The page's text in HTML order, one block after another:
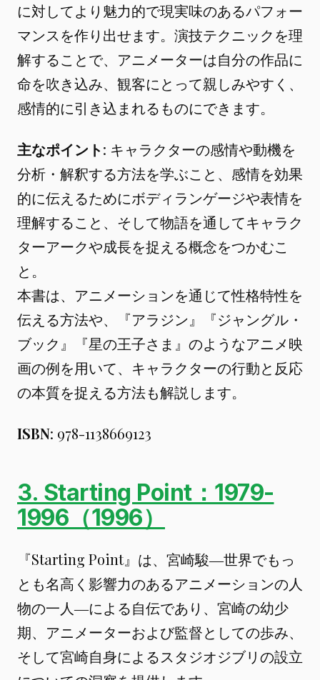
に対してより魅力的で現実味のあるパフォー
マンスを作り出せます。演技テクニックを理
解することで、アニメーターは自分の作品に
命を吹き込み、観客にとって親しみやすく、
感情的に引き込まれるものにできます。
主なポイント: キャラクターの感情や動機を
分析・解釈する方法を学ぶこと、感情を効果
的に伝えるためにボディランゲージや表情を
理解すること、そして物語を通してキャラク
ターアークや成長を捉える概念をつかむこ
と。
本書は、アニメーションを通じて性格特性を
伝える方法や、『アラジン』『ジャングル・
ブック』『星の王子さま』のようなアニメ映
画の例を用いて、キャラクターの行動と反応
の本質を捉える方法も解説します。
ISBN: 978-1138669123
3. Starting Point：1979-
1996（1996）
『Starting Point』は、宮崎駿―世界でもっ
とも名高く影響力のあるアニメーションの人
物の一人―による自伝であり、宮崎の幼少
期、アニメーターおよび監督としての歩み、
そして宮崎自身によるスタジオジブリの設立